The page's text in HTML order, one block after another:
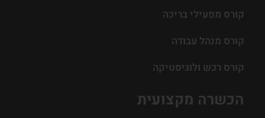
הכשרה מקצועית
קורס מפעילי בריכה
קורס מנהל עבודה
קורס רכש ולוגיסטיקה